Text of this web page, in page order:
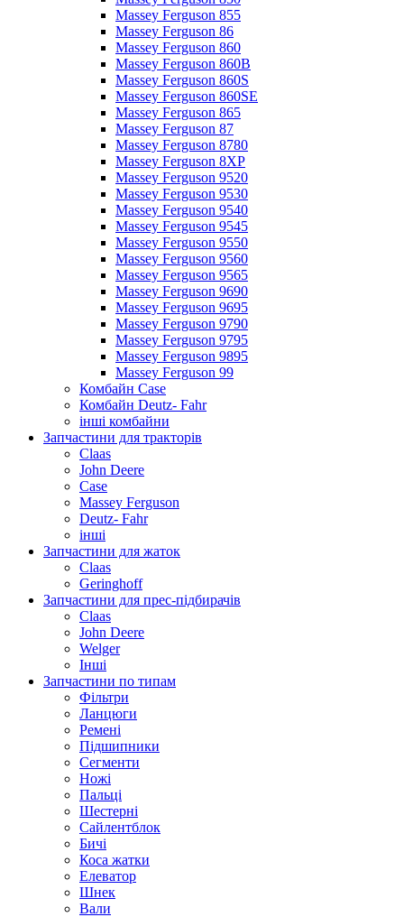
Massey Ferguson 855
Massey Ferguson 86
Massey Ferguson 860
Massey Ferguson 860B
Massey Ferguson 860S
Massey Ferguson 860SE
Massey Ferguson 865
Massey Ferguson 87
Massey Ferguson 8780
Massey Ferguson 8XP
Massey Ferguson 9520
Massey Ferguson 9530
Massey Ferguson 9540
Massey Ferguson 9545
Massey Ferguson 9550
Massey Ferguson 9560
Massey Ferguson 9565
Massey Ferguson 9690
Massey Ferguson 9695
Massey Ferguson 9790
Massey Ferguson 9795
Massey Ferguson 9895
Massey Ferguson 99
Комбайн Case
Комбайн Deutz- Fahr
інші комбайни
Запчастини для тракторів
Claas
John Deere
Case
Massey Ferguson
Deutz- Fahr
інші
Запчастини для жаток
Claas
Geringhoff
Запчастини для прес-підбирачів
Claas
John Deere
Welger
Інші
Запчастини по типам
Фільтри
Ланцюги
Ремені
Підшипники
Сегменти
Ножі
Пальці
Шестерні
Сайлентблок
Бичі
Коса жатки
Елеватор
Шнек
Вали